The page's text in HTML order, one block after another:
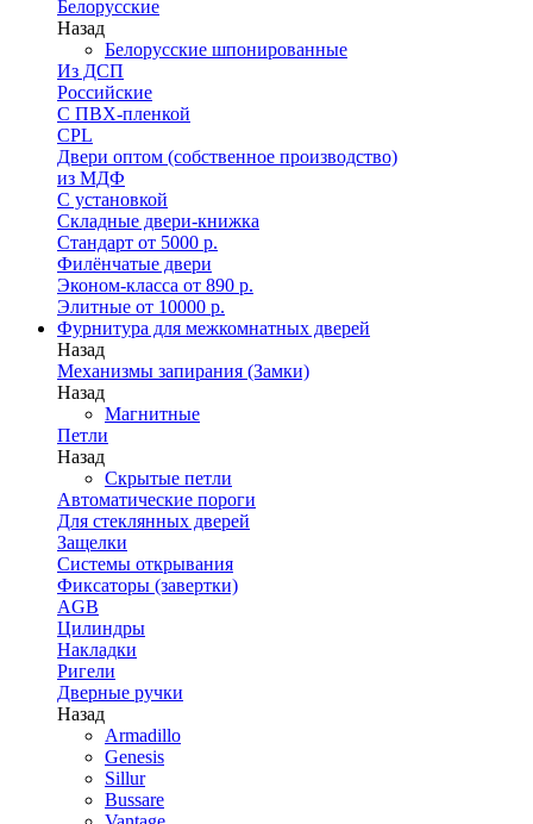
Белорусские
Назад
Белорусские шпонированные
Из ДСП
Российские
C ПВХ-пленкой
CPL
Двери оптом (собственное производство)
из МДФ
С установкой
Складные двери-книжка
Стандарт от 5000 р.
Филёнчатые двери
Эконом-класса от 890 р.
Элитные от 10000 р.
Фурнитура для межкомнатных дверей
Назад
Механизмы запирания (Замки)
Назад
Магнитные
Петли
Назад
Скрытые петли
Автоматические пороги
Для стеклянных дверей
Защелки
Системы открывания
Фиксаторы (завертки)
AGB
Цилиндры
Накладки
Ригели
Дверные ручки
Назад
Armadillo
Genesis
Sillur
Bussare